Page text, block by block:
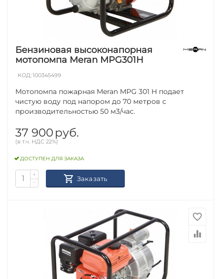
Бензиновая высоконапорная
мотопомпа Meran MPG301H
КОД:100345499
Мотопомпа пожарная Meran MPG 301 H подает
чистую воду под напором до 70 метров с
производительностью 50 м3/час.
37 900 руб.
(в т.ч. НДС 22%)
ДОСТУПЕН ДЛЯ ЗАКАЗА
+
−
Заказать